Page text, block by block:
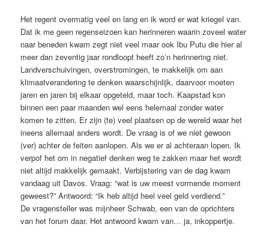
Het regent overmatig veel en lang en ik word er wat kriegel van.
Dat ik me geen regenseizoen kan herinneren waarin zoveel water
naar beneden kwam zegt niet veel maar ook Ibu Putu die hier al
meer dan zeventig jaar rondloopt heeft zo’n herinnering niet.
Landverschuivingen, overstromingen, te makkelijk om aan
klimaatverandering te denken waarschijnlijk, daarvoor moeten
jaren en jaren bij elkaar opgeteld, maar toch. Kaapstad kon
binnen een paar maanden wel eens helemaal zonder water
komen te zitten. Er zijn (te) veel plaatsen op de wereld waar het
ineens allemaal anders wordt. De vraag is of we niet gewoon
(ver) achter de feiten aanlopen. Als we er al achteraan lopen. Ik
verpof het om in negatief denken weg te zakken maar het wordt
niet altijd makkelijk gemaakt. Verbijstering van de dag kwam
vandaag uit Davos. Vraag: “wat is uw meest vormende moment
geweest?” Antwoord: “Ik heb altijd heel veel geld verdiend.”
De vragensteller was mijnheer Schwab, een van de oprichters
van het forum daar. Het antwoord kwam van… ja, inkoppertje.